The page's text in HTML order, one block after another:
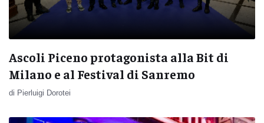
Ascoli Piceno protagonista alla Bit di
Milano e al Festival di Sanremo
di Pierluigi Dorotei